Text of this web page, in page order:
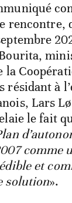
rencontre,
la
résidant à
Lars
le fait
comme
et
solution».